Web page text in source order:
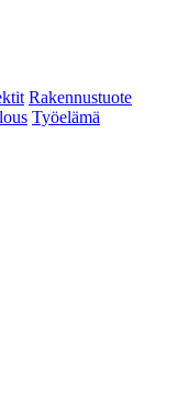
Rakennustuote
Työelämä